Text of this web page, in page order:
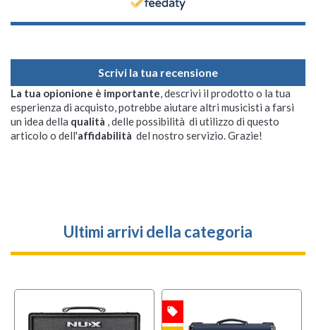
Scrivi la tua recensione
La tua opionione è importante, descrivi il prodotto o la tua
esperienza di acquisto, potrebbe aiutare altri musicisti a farsi
un idea della qualità , delle possibilità di utilizzo di questo
articolo o dell'affidabilità del nostro servizio. Grazie!
Ultimi arrivi della categoria
OFFERTA local_offer